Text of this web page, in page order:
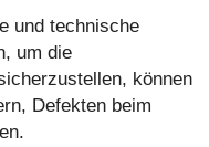
und technische
um die
können
Defekten beim